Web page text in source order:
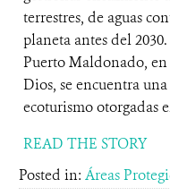
terrestres, de aguas
planeta antes del
Puerto Maldonado,
Dios, se encuentra
ecoturismo otorgadas
READ THE STORY
Posted in: Áreas